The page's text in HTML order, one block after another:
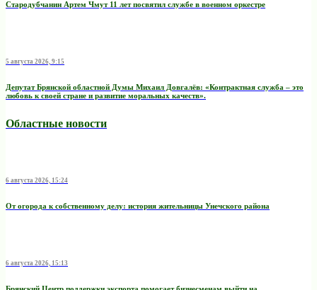
Стародубчанин Артем Чмут 11 лет посвятил службе в военном оркестре
5 августа 2026, 9:15
Депутат Брянской областной Думы Михаил Довгалёв: «Контрактная служба – это
любовь к своей стране и развитие моральных качеств».
Областные новости
6 августа 2026, 15:24
От огорода к собственному делу: история жительницы Унечского района
6 августа 2026, 15:13